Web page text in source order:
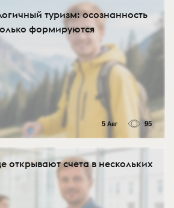
туризм: осознанность
формируются
5 Авг 95
открывают счета в нескольких